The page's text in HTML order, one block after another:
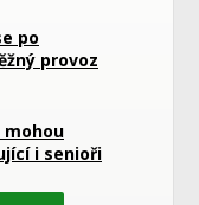
po
provoz
mohou
i senioři